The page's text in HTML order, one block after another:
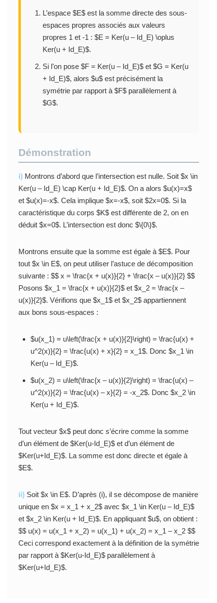
L’espace $E$ est la somme directe des sous-
espaces propres associés aux valeurs
propres 1 et -1 : $E = Ker(u – Id_E) \oplus
Ker(u + Id_E)$.
Si l’on pose $F = Ker(u – Id_E)$ et $G = Ker(u
+ Id_E)$, alors $u$ est précisément la
symétrie par rapport à $F$ parallèlement à
$G$.
Démonstration
i)Montrons d’abord que l’intersection est nulle. Soit $x \in
Ker(u – Id_E) \cap Ker(u + Id_E)$. On a alors $u(x)=x$
et $u(x)=-x$. Cela implique $x=-x$, soit $2x=0$. Si la
caractéristique du corps $K$ est différente de 2, on en
déduit $x=0$. L’intersection est donc $\{0\}$.
Montrons ensuite que la somme est égale à $E$. Pour
tout $x \in E$, on peut utiliser l’astuce de décomposition
suivante : $$ x = \frac{x + u(x)}{2} + \frac{x – u(x)}{2} $$
Posons $x_1 = \frac{x + u(x)}{2}$ et $x_2 = \frac{x –
u(x)}{2}$. Vérifions que $x_1$ et $x_2$ appartiennent
aux bons sous-espaces :
$u(x_1) = u\left(\frac{x + u(x)}{2}\right) = \frac{u(x) +
u^2(x)}{2} = \frac{u(x) + x}{2} = x_1$. Donc $x_1 \in
Ker(u – Id_E)$.
$u(x_2) = u\left(\frac{x – u(x)}{2}\right) = \frac{u(x) –
u^2(x)}{2} = \frac{u(x) – x}{2} = -x_2$. Donc $x_2 \in
Ker(u + Id_E)$.
Tout vecteur $x$ peut donc s’écrire comme la somme
d’un élément de $Ker(u-Id_E)$ et d’un élément de
$Ker(u+Id_E)$. La somme est donc directe et égale à
$E$.
ii)Soit $x \in E$. D’après (i), il se décompose de manière
unique en $x = x_1 + x_2$ avec $x_1 \in Ker(u – Id_E)$
et $x_2 \in Ker(u + Id_E)$. En appliquant $u$, on obtient :
$$ u(x) = u(x_1 + x_2) = u(x_1) + u(x_2) = x_1 – x_2 $$
Ceci correspond exactement à la définition de la symétrie
par rapport à $Ker(u-Id_E)$ parallèlement à
$Ker(u+Id_E)$.